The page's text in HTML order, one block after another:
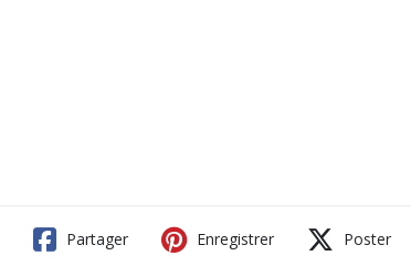
Partager Enregistrer Poster